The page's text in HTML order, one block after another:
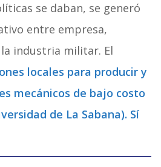
se daban, se generó
entre empresa,
industria militar. El
locales para producir y
mecánicos de bajo costo
de La Sabana). Sí